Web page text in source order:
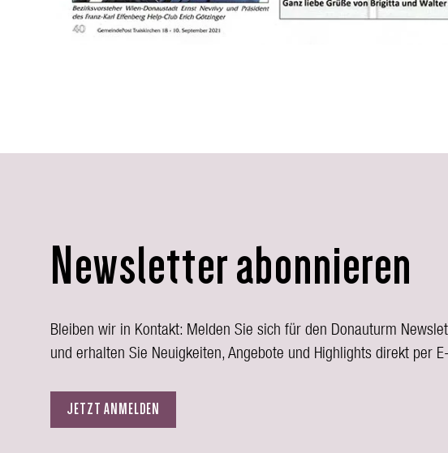
Newsletter abonnieren
Bleiben wir in Kontakt: Melden Sie sich für den Donauturm
und erhalten Sie Neuigkeiten, Angebote und Highlights direkt per
JETZT ANMELDEN